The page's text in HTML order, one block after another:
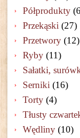
Półprodukty
Przekąski (27)
Przetwory (12)
Ryby (11)
Sałatki,
Serniki (16)
Torty (4)
Tłusty
Wędliny (10)